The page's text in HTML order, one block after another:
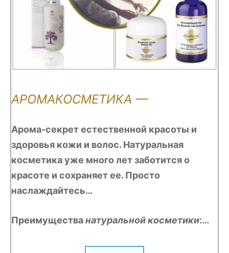
АРОМАКОСМЕТИКА —
Арома-секрет естественной красоты и
здоровья кожи и волос. Натуральная
косметика уже много лет заботится о
красоте и сохраняет ее. Просто
наслаждайтесь…
Преимуществанатуральной косметики:…